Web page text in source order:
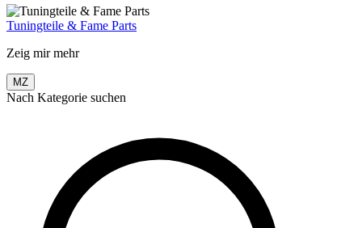
Tuningteile & Fame Parts
Zeig mir mehr
MZ
Nach Kategorie suchen